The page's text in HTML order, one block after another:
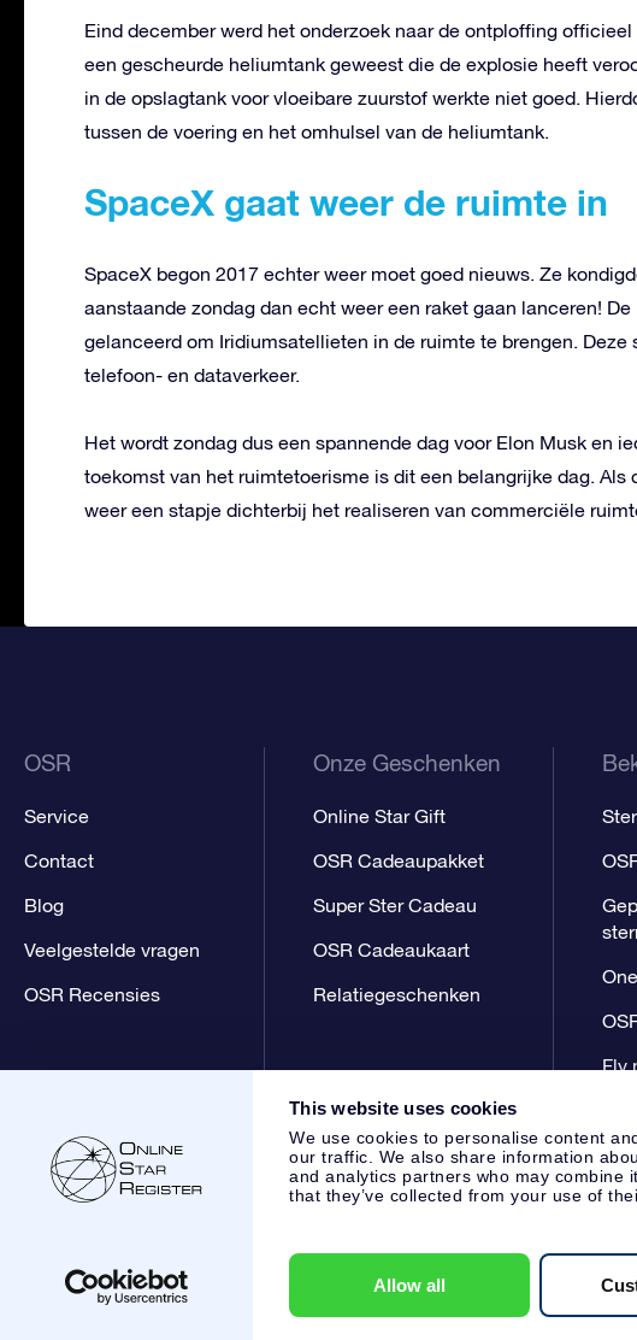
This website uses cookies
We use cookies to personalise content
our traffic. We also share information
and analytics partners who may combine
that they’ve collected from your use of
Allow all
Eind december werd het onderzoek naar de ontploffing
een gescheurde heliumtank geweest die de explosie heeft
in de opslagtank voor vloeibare zuurstof werkte niet goed.
tussen de voering en het omhulsel van de heliumtank.
SpaceX gaat weer de ruimte in
SpaceX begon 2017 echter weer moet goed nieuws. Ze
aanstaande zondag dan echt weer een raket gaan lanceren!
gelanceerd om Iridiumsatellieten in de ruimte te brengen.
telefoon- en dataverkeer.
Het wordt zondag dus een spannende dag voor Elon Musk en
toekomst van het ruimtetoerisme is dit een belangrijke dag.
weer een stapje dichterbij het realiseren van commerciële
OSR
Service
Contact
Blog
Veelgestelde vragen
OSR Recensies
Onze Geschenken
Online Star Gift
OSR Cadeaupakket
Super Ster Cadeau
OSR Cadeaukaart
Relatiegeschenken
Fly
Klantenservice:help@osr.org KVK: 60333553, VAT: NL